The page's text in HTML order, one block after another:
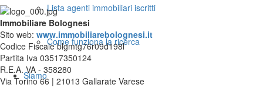
Lista agenti immobiliari iscritti
Come funziona la ricerca
Siamo
Immobiliare Bolognesi
Sito web: www.immobiliarebolognesi.it
Codice Fiscale blgmtg76r09d198l
Partita Iva 03517350124
R.E.A. VA - 358280
Via Torino 66 | 21013 Gallarate Varese